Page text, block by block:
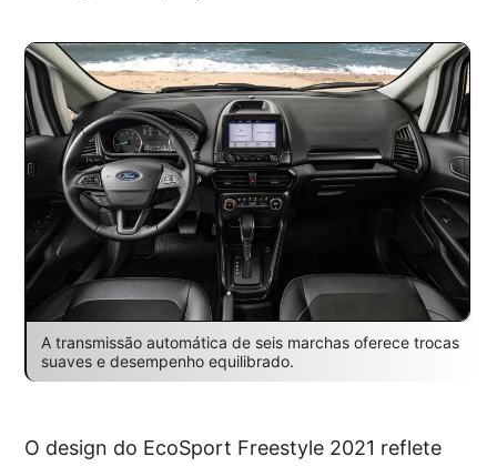
A transmissão automática de seis marchas oferece trocas
suaves e desempenho equilibrado.
O design do EcoSport Freestyle 2021 reflete